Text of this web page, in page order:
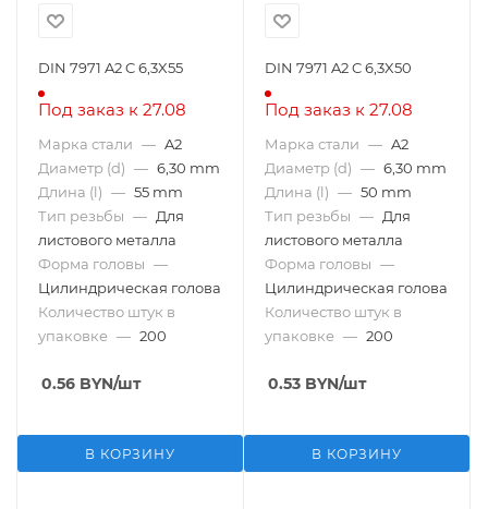
DIN 7971 A2 C 6,3X55
Под заказ к 27.08
Марка стали — A2
Диаметр (d) — 6,30 mm
Длина (l) — 55 mm
Тип резьбы — Для
листового металла
Форма головы —
Цилиндрическая голова
Количество штук в
упаковке — 200
0.56 BYN/шт
В КОРЗИНУ
DIN 7971 A2 C 6,3X50
Под заказ к 27.08
Марка стали — A2
Диаметр (d) — 6,30 mm
Длина (l) — 50 mm
Тип резьбы — Для
листового металла
Форма головы —
Цилиндрическая голова
Количество штук в
упаковке — 200
0.53 BYN/шт
В КОРЗИНУ